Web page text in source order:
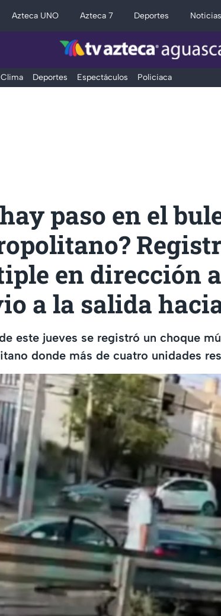
Azteca UNO Azteca 7 Deportes Noticias
Clima Deportes Espectáculos Policiaca
paso en el
en dirección
a la salida
este jueves se registró un choque
donde más de cuatro unidades